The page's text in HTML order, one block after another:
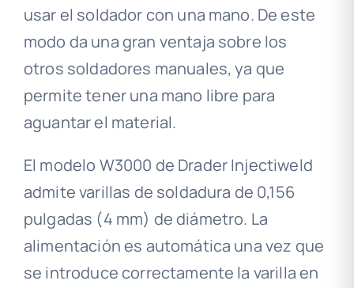
usar el soldador con una mano. De este
modo da una gran ventaja sobre los
otros soldadores manuales, ya que
permite tener una mano libre para
aguantar el material.
El modelo W3000 de Drader Injectiweld
admite varillas de soldadura de 0,156
pulgadas (4 mm) de diámetro. La
alimentación es automática una vez que
se introduce correctamente la varilla en